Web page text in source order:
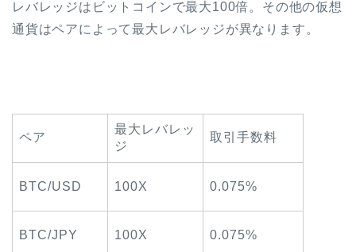
レバレッジはビットコインで最大100倍。その他の仮想
通貨はペアによって最大レバレッジが異なります。
ペア
最大レバレッ
ジ
取引手数料
BTC/USD 100X 0.075%
BTC/JPY 100X 0.075%